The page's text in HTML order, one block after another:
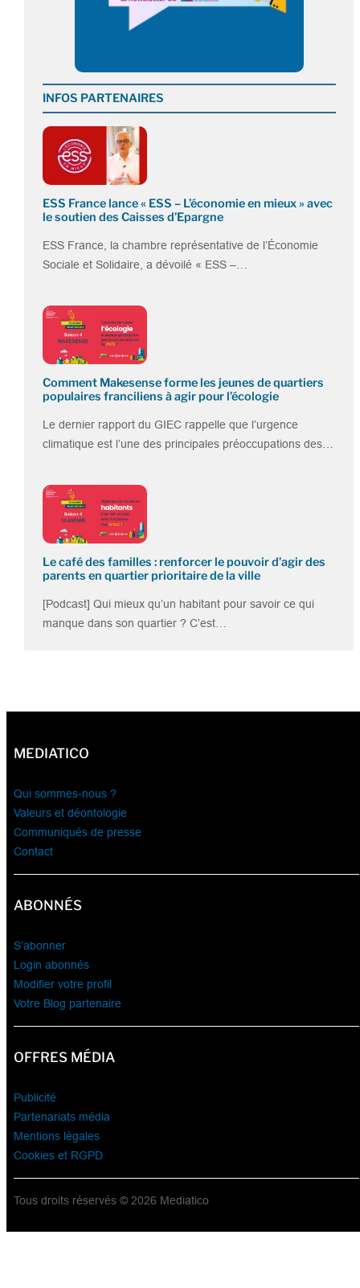
INFOS PARTENAIRES
ESS France lance « ESS – L’économie en mieux » avec
le soutien des Caisses d’Epargne
ESS France, la chambre représentative de l’Économie
Sociale et Solidaire, a dévoilé « ESS –…
Comment Makesense forme les jeunes de quartiers
populaires franciliens à agir pour l’écologie
Le dernier rapport du GIEC rappelle que l’urgence
climatique est l’une des principales préoccupations des…
Le café des familles : renforcer le pouvoir d’agir des
parents en quartier prioritaire de la ville
[Podcast] Qui mieux qu’un habitant pour savoir ce qui
manque dans son quartier ? C’est…
MEDIATICO
Qui sommes-nous ?
Valeurs et déontologie
Communiqués de presse
Contact
ABONNÉS
S’abonner
Login abonnés
Modifier votre profil
Votre Blog partenaire
OFFRES MÉDIA
Publicité
Partenariats média
Mentions légales
Cookies et RGPD
Tous droits réservés © 2026 Mediatico